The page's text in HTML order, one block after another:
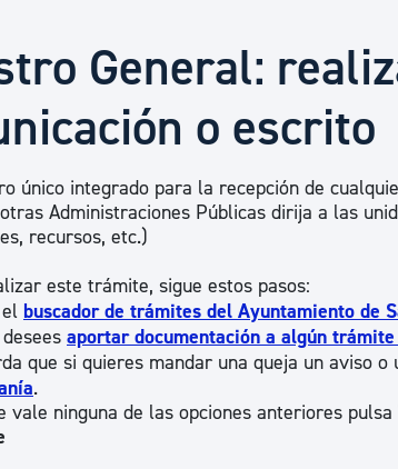
Pública, animales y consumo
y juventud
ciudadana y asociacionismo
General:
o escrito
único integrado para la recepción de
Administraciones Públicas dirija a las
recursos, etc.)
este trámite, sigue estos pasos:
buscador de trámites del Ayuntamiento de
aportar documentación a algún
que si quieres mandar una queja un aviso
.
vale ninguna de las opciones anteriores pulsa